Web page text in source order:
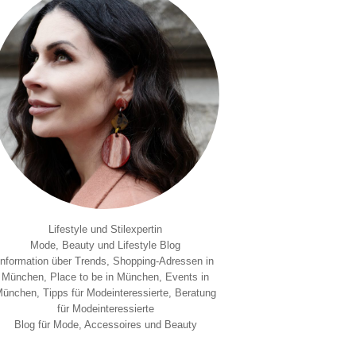
Lifestyle und Stilexpertin
Mode, Beauty und Lifestyle Blog
über Trends, Shopping-Adressen in
München, Place to be in München, Events in
Tipps für Modeinteressierte, Beratung
für Modeinteressierte
Blog für Mode, Accessoires und Beauty